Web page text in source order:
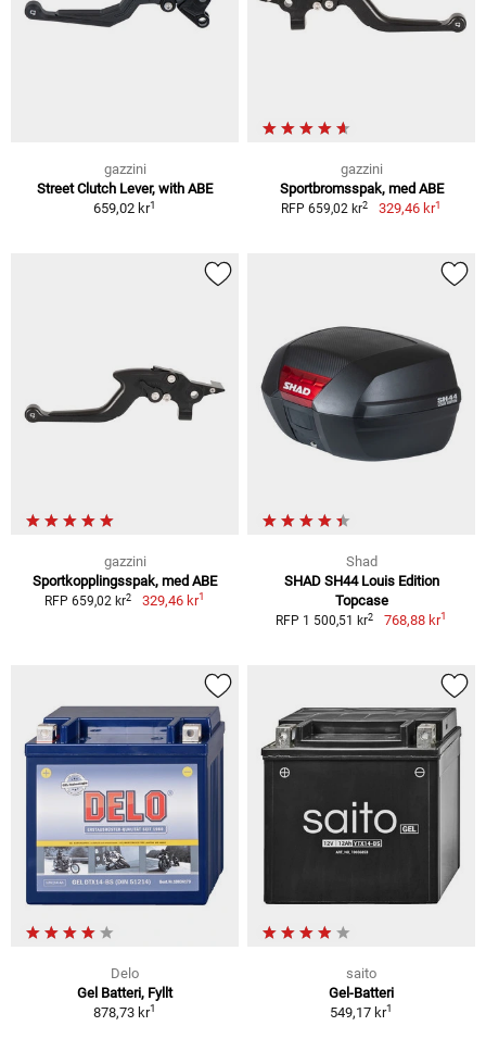
gazzini
Street Clutch Lever, with ABE
659,02 kr1
gazzini
Sportbromsspak, med ABE
RFP 659,02 kr2 329,46 kr1
gazzini
Sportkopplingsspak, med ABE
RFP 659,02 kr2 329,46 kr1
Shad
SHAD SH44 Louis Edition
Topcase
RFP 1 500,51 kr2 768,88 kr1
Delo
Gel Batteri, Fyllt
878,73 kr1
saito
Gel-Batteri
549,17 kr1